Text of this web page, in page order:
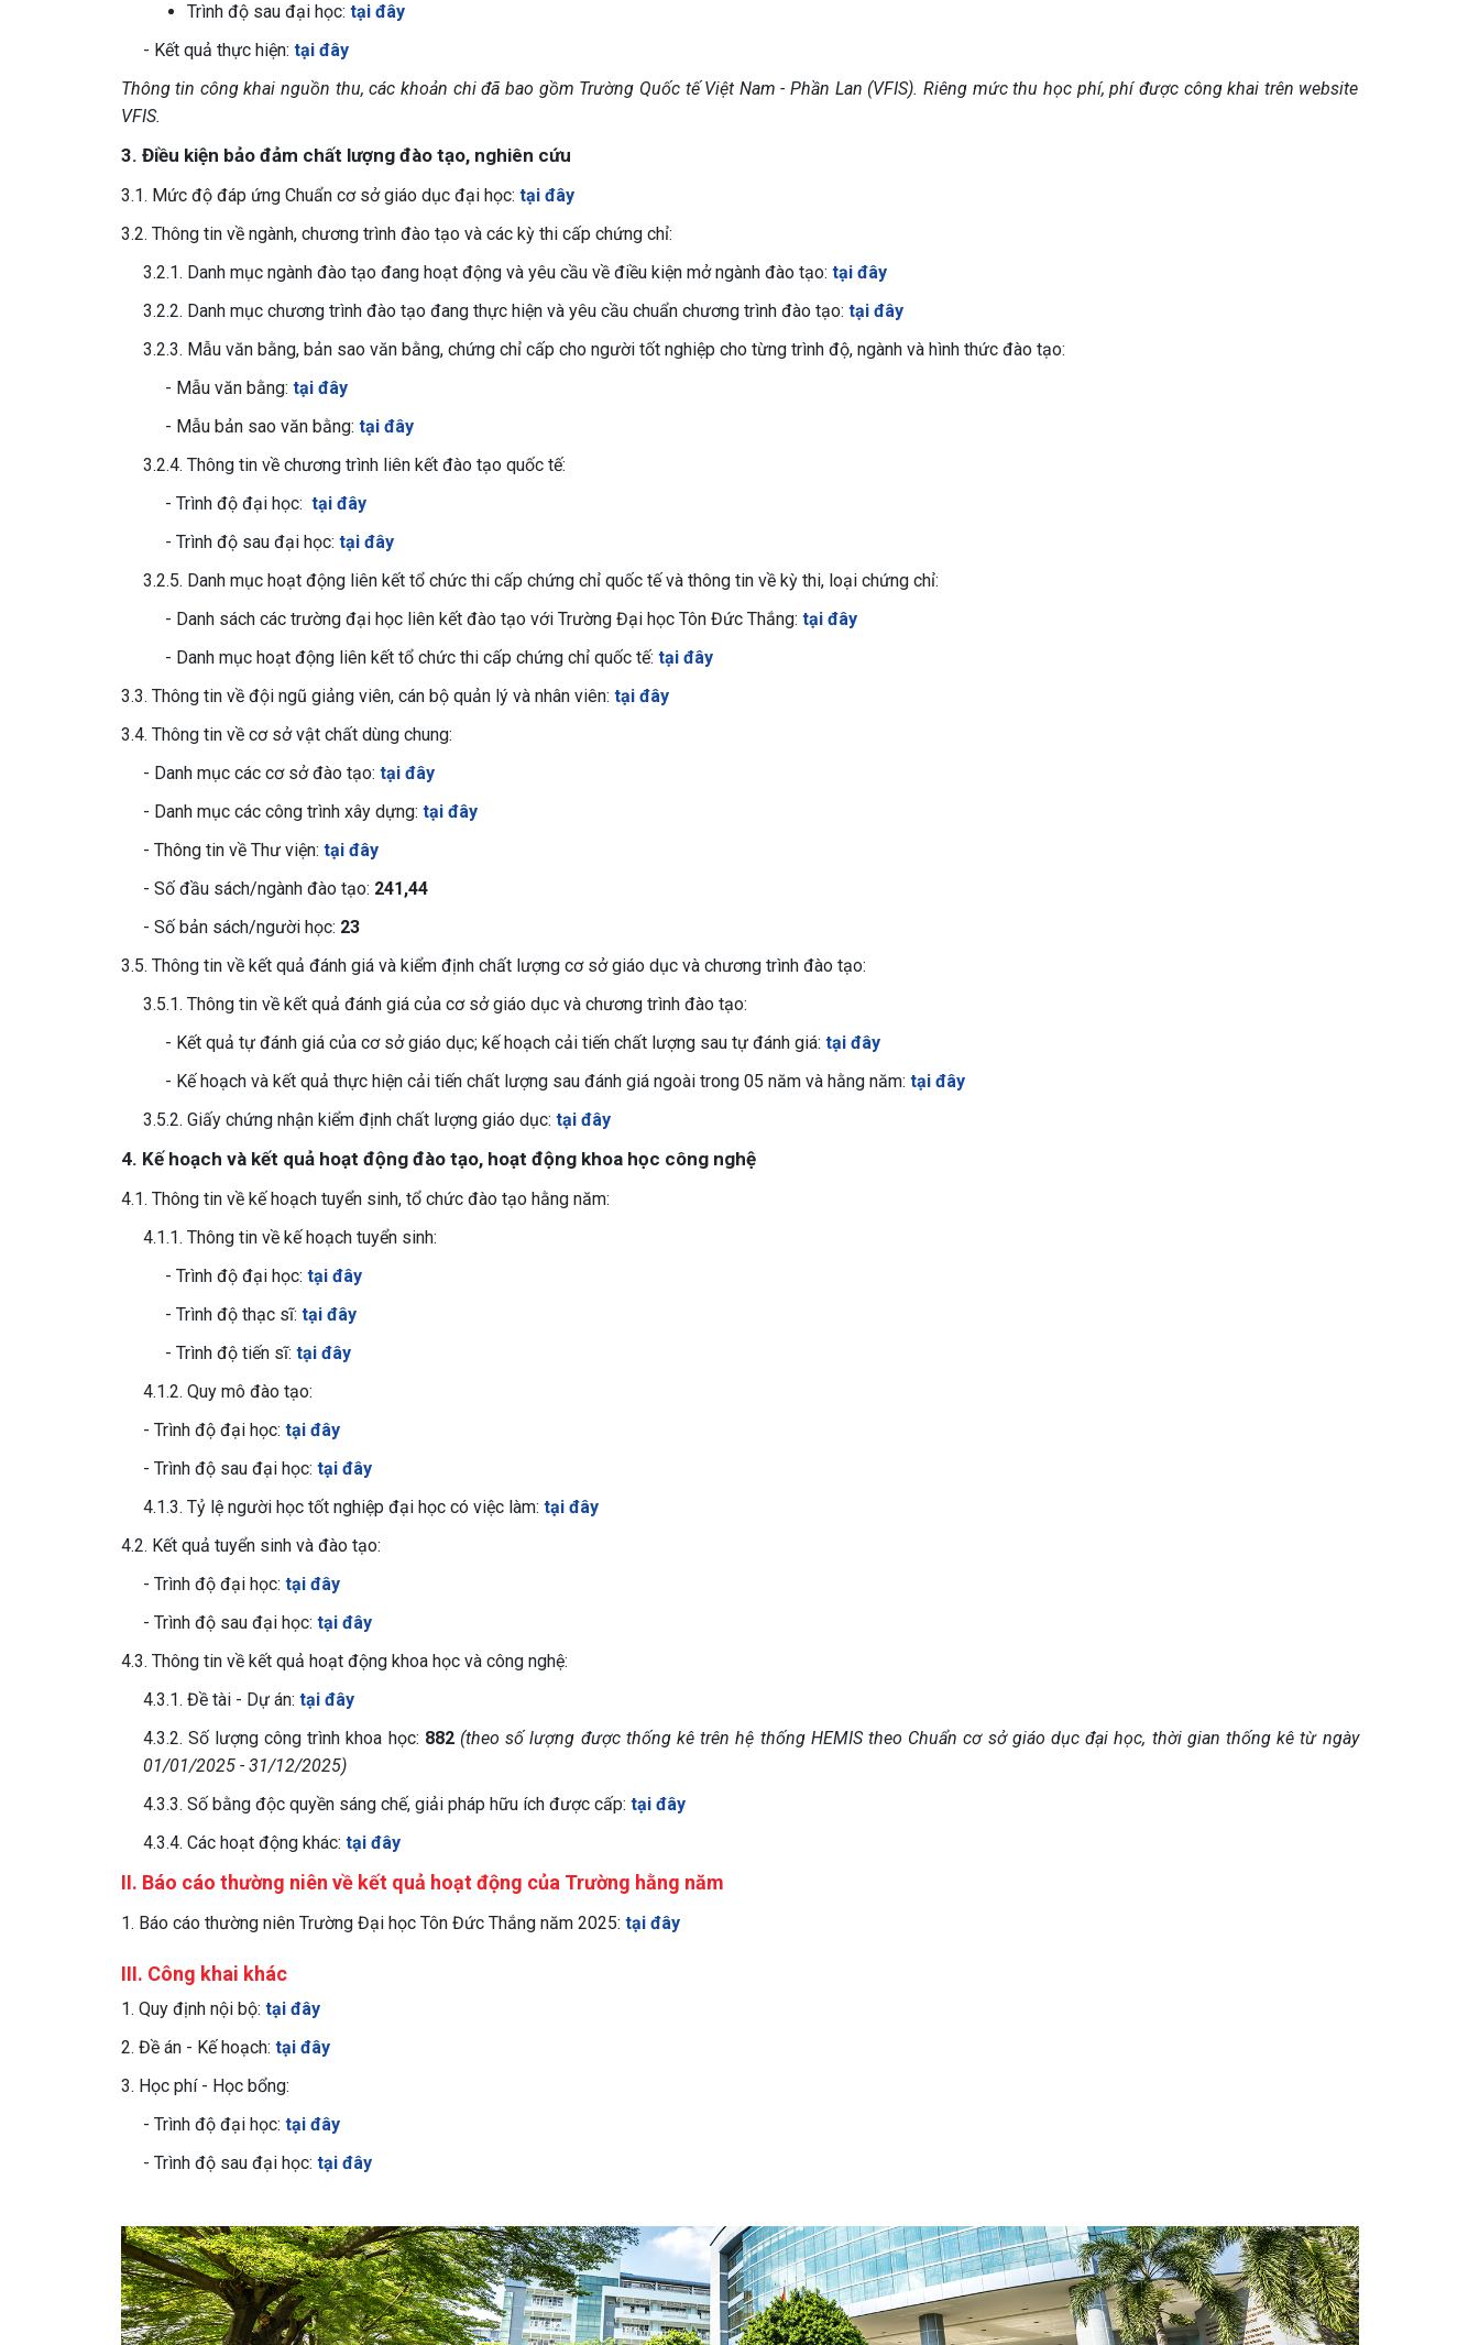
Trình độ sau đại học: tại đây
- Kết quả thực hiện: tại đây
Thông tin công khai nguồn thu, các khoản chi đã bao gồm Trường Quốc tế Việt Nam - Phần Lan (VFIS). Riêng mức thu học phí, phí được công khai trên website
VFIS.
3. Điều kiện bảo đảm chất lượng đào tạo, nghiên cứu
3.1. Mức độ đáp ứng Chuẩn cơ sở giáo dục đại học: tại đây
3.2. Thông tin về ngành, chương trình đào tạo và các kỳ thi cấp chứng chỉ:
3.2.1. Danh mục ngành đào tạo đang hoạt động và yêu cầu về điều kiện mở ngành đào tạo: tại đây
3.2.2. Danh mục chương trình đào tạo đang thực hiện và yêu cầu chuẩn chương trình đào tạo: tại đây
3.2.3. Mẫu văn bằng, bản sao văn bằng, chứng chỉ cấp cho người tốt nghiệp cho từng trình độ, ngành và hình thức đào tạo:
- Mẫu văn bằng: tại đây
- Mẫu bản sao văn bằng: tại đây
3.2.4. Thông tin về chương trình liên kết đào tạo quốc tế:
- Trình độ đại học: tại đây
- Trình độ sau đại học: tại đây
3.2.5. Danh mục hoạt động liên kết tổ chức thi cấp chứng chỉ quốc tế và thông tin về kỳ thi, loại chứng chỉ:
- Danh sách các trường đại học liên kết đào tạo với Trường Đại học Tôn Đức Thắng: tại đây
- Danh mục hoạt động liên kết tổ chức thi cấp chứng chỉ quốc tế: tại đây
3.3. Thông tin về đội ngũ giảng viên, cán bộ quản lý và nhân viên: tại đây
3.4. Thông tin về cơ sở vật chất dùng chung:
- Danh mục các cơ sở đào tạo: tại đây
- Danh mục các công trình xây dựng: tại đây
- Thông tin về Thư viện: tại đây
- Số đầu sách/ngành đào tạo: 241,44
- Số bản sách/người học: 23
3.5. Thông tin về kết quả đánh giá và kiểm định chất lượng cơ sở giáo dục và chương trình đào tạo:
3.5.1. Thông tin về kết quả đánh giá của cơ sở giáo dục và chương trình đào tạo:
- Kết quả tự đánh giá của cơ sở giáo dục; kế hoạch cải tiến chất lượng sau tự đánh giá: tại đây
- Kế hoạch và kết quả thực hiện cải tiến chất lượng sau đánh giá ngoài trong 05 năm và hằng năm: tại đây
3.5.2. Giấy chứng nhận kiểm định chất lượng giáo dục: tại đây
4. Kế hoạch và kết quả hoạt động đào tạo, hoạt động khoa học công nghệ
4.1. Thông tin về kế hoạch tuyển sinh, tổ chức đào tạo hằng năm:
4.1.1. Thông tin về kế hoạch tuyển sinh:
- Trình độ đại học: tại đây
- Trình độ thạc sĩ: tại đây
- Trình độ tiến sĩ: tại đây
4.1.2. Quy mô đào tạo:
- Trình độ đại học: tại đây
- Trình độ sau đại học: tại đây
4.1.3. Tỷ lệ người học tốt nghiệp đại học có việc làm: tại đây
4.2. Kết quả tuyển sinh và đào tạo:
- Trình độ đại học: tại đây
- Trình độ sau đại học: tại đây
4.3. Thông tin về kết quả hoạt động khoa học và công nghệ:
4.3.1. Đề tài - Dự án: tại đây
4.3.2. Số lượng công trình khoa học: 882(theo số lượng được thống kê trên hệ thống HEMIS theo Chuẩn cơ sở giáo dục đại học, thời gian thống kê từ ngày
01/01/2025 - 31/12/2025)
4.3.3. Số bằng độc quyền sáng chế, giải pháp hữu ích được cấp: tại đây
4.3.4. Các hoạt động khác: tại đây
II. Báo cáo thường niên về kết quả hoạt động của Trường hằng năm
1. Báo cáo thường niên Trường Đại học Tôn Đức Thắng năm 2025: tại đây
III. Công khai khác
1. Quy định nội bộ: tại đây
2. Đề án - Kế hoạch: tại đây
3. Học phí - Học bổng:
- Trình độ đại học: tại đây
- Trình độ sau đại học: tại đây